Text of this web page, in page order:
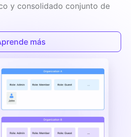
y consolidado conjunto de
más